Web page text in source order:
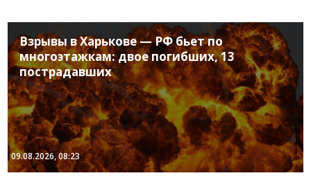
Взрывы в Харькове — РФ бьет по
многоэтажкам: двое погибших, 13
пострадавших
09.08.2026, 08:23